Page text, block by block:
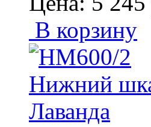
В корзину